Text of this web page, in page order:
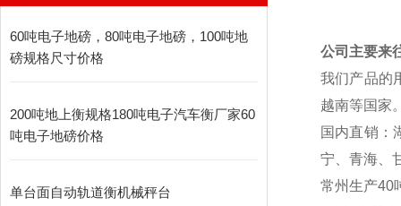
60吨电子地磅，80吨电子地磅，100吨地
磅规格尺寸价格
200吨地上衡规格180吨电子汽车衡厂家60
吨电子地磅价格
单台面自动轨道衡机械秤台
公司主要来
我们产品的
越南等国家
国内直销：
宁、青海、
常州生产40